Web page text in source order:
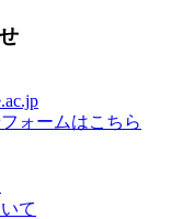
ォームはこちら
て